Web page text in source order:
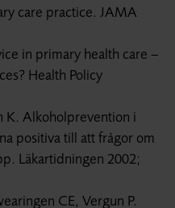
care practice. JAMA
in primary health care –
Health Policy
K. Alkoholprevention i
positiva till att frågor om
Läkartidningen 2002;
CE, Vergun P.